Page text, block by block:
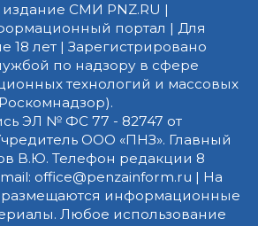
СМИ PNZ.RU |
портал | Для
18 лет | Зарегистрировано
по надзору в сфере
технологий и массовых
ЭЛ № ФС 77 - 82747 от
ООО «ПНЗ». Главный
В.Ю. Телефон редакции 8
office@penzainform.ru | На
размещаются информационные
Любое использование